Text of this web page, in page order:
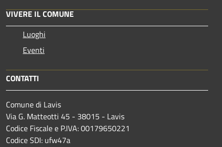
VIVERE IL COMUNE
Luoghi
Eventi
CONTATTI
Comune di Lavis
Via G. Matteotti 45 - 38015 - Lavis
Codice Fiscale e P.IVA: 00179650221
Codice SDI: ufw47a